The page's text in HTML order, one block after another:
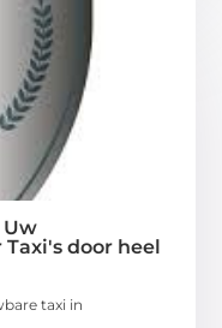
Uw
door heel
taxi in